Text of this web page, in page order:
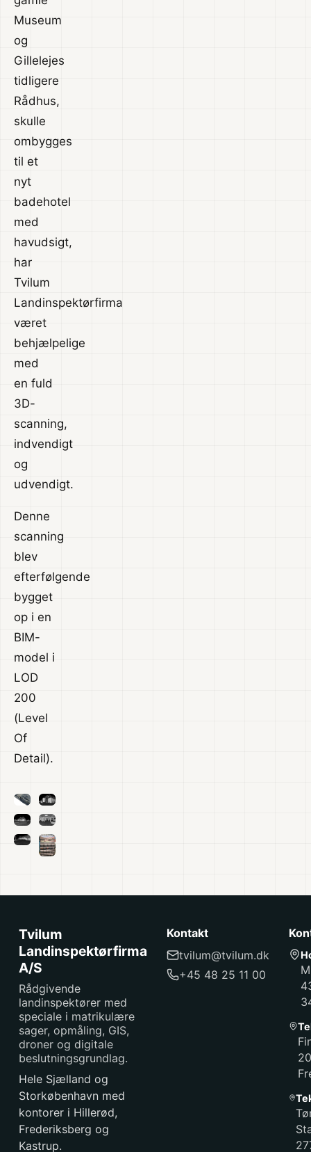
Museum
og
Gillelejes
tidligere
Rådhus,
skulle
ombygges
til et
nyt
badehotel
med
havudsigt,
har
Tvilum
Landinspektørfirma
været
behjælpelige
med
en fuld
3D-
scanning,
indvendigt
og
udvendigt.
Denne
scanning
blev
efterfølgende
bygget
op i en
BIM-
model i
LOD
200
(Level
Of
Detail).
Tvilum
Landinspektørfirma
A/S
Rådgivende
landinspektører med
speciale i matrikulære
sager, opmåling, GIS,
droner og digitale
beslutningsgrundlag.
Hele Sjælland og
Storkøbenhavn med
kontorer i Hillerød,
Frederiksberg og
Kastrup.
Kontakt
tvilum@tvilum.dk
+45 48 25 11 00